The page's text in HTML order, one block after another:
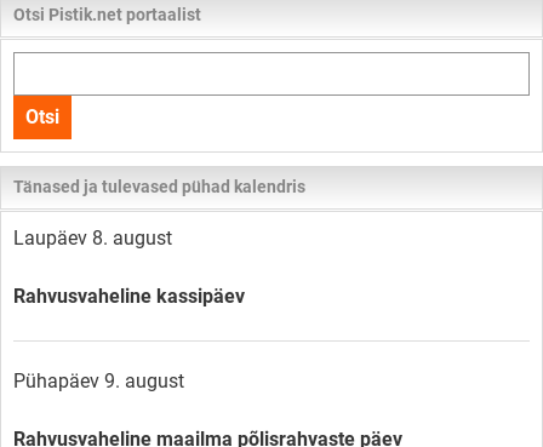
Otsi Pistik.net portaalist
kogu
lehelt
Otsi
Tänased ja tulevased pühad kalendris
Laupäev 8. august
Rahvusvaheline kassipäev
Pühapäev 9. august
Rahvusvaheline maailma põlisrahvaste päev